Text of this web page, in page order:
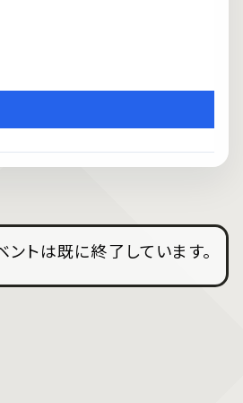
ントは既に終了しています。